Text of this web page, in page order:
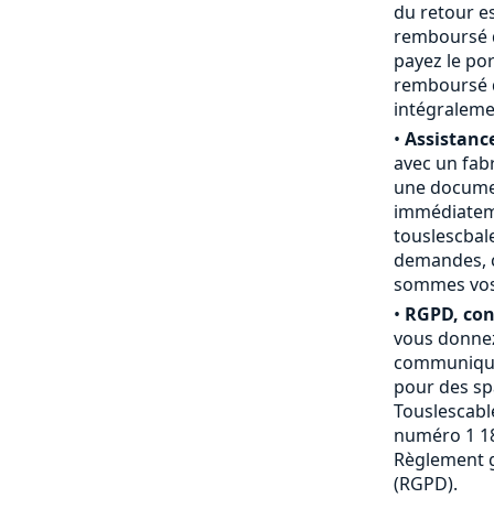
du retour
remboursé
payez le
remboursé
•
avec un
une
demandes,
sommes
• RGPD,
vous
pour des
numéro 1
Règlement
(RGPD).